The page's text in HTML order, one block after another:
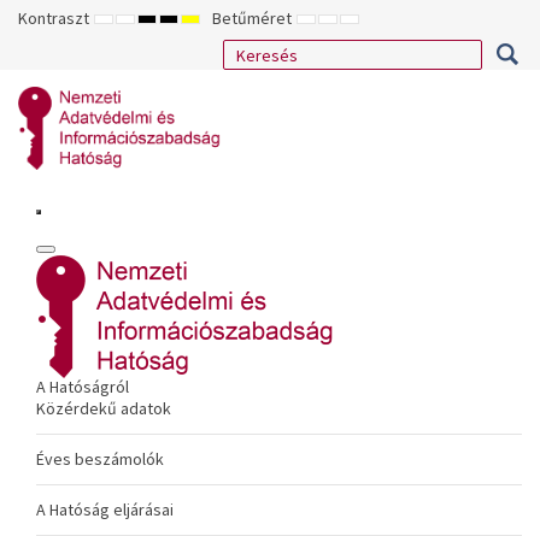
Kontraszt ALAPÉRTELMEZETT
ÉJSZAKAI
NAGY
KONTRASZTÚ
NAGY
KONTRASZTÚ
NAGY
KONTRASZTÚ
SÁRGA
FEKETE
Betűméret KISEBB
BETŰTÍPUS
ALAPÉRTELMEZETT
BETŰMÉRET
NAGYOBB
BETŰMÉRET
A Hatóságról
Közérdekű adatok
Éves beszámolók
A Hatóság eljárásai